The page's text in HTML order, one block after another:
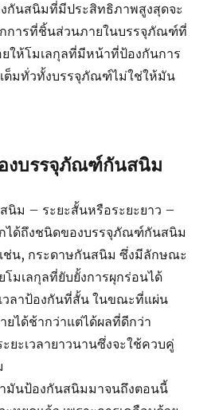
กันสนิมที่มีประสิทธิภาพสูงสุดจะ
การที่ชิ้นส่วนภายในบรรจุภัณฑ์ที่
ให้โมเลกุลที่มีหน้าที่ป้องกันการ
ต็มทั่วทั้งบรรจุภัณฑ์ไม่ใช่ให้มัน
งบรรจุภัณฑ์กันสนิม
สนิม – ระยะสั้นหรือระยะยาว –
ได้ถึงชนิดของบรรจุภัณฑ์กันสนิม
ช่น, กระดาษกันสนิม ซึ่งมีลักษณะ
มเลกุลที่ยับยั้งการผุกร่อนได้
เวลาป้องกันที่สั้น ในขณะที่แผ่น
ได้ช้ากว่าแต่ได้ผลที่ดีกว่า
ยะเวลายาวนานซึ่งจะใช้ควบคู่
มันป้องกันสนิมมาจนถึงตอนนี้